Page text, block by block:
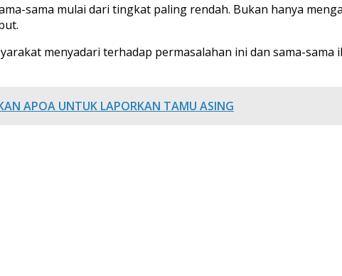
sama mulai dari tingkat paling rendah. Bukan hanya
menyadari terhadap permasalahan ini dan sama-
APOA UNTUK LAPORKAN TAMU ASING